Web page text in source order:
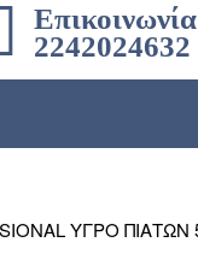
Επικοινωνία
2242024632